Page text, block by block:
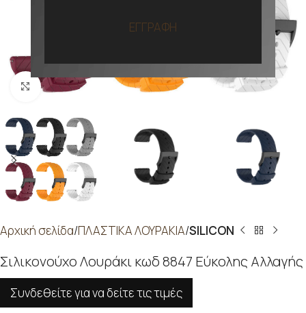
ΕΓΓΡΑΦΗ
Προβολή
Αρχική σελίδα ΠΛΑΣΤΙΚΑ ΛΟΥΡΑΚΙΑ SILICON
Σιλικονούχο Λουράκι κωδ 8847 Εύκολης Αλλαγής
Συνδεθείτε για να δείτε τις τιμές